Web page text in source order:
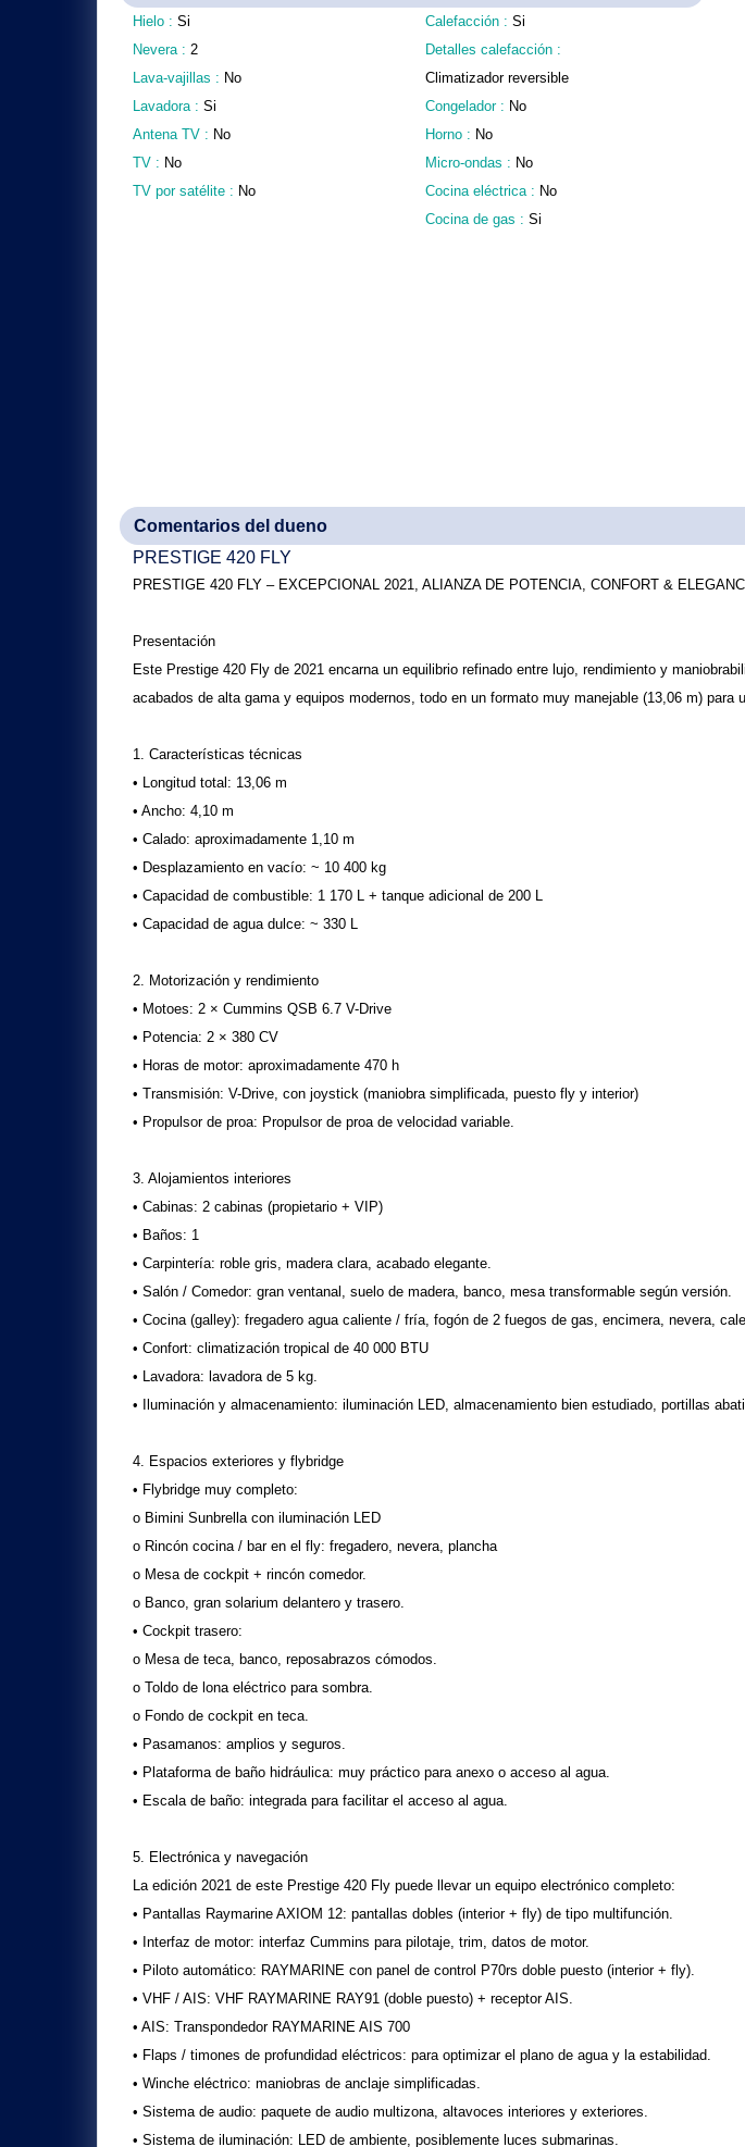
Hielo : Si
Nevera : 2
Lava-vajillas : No
Lavadora : Si
Antena TV : No
TV : No
TV por satélite : No
Calefacción : Si
Detalles calefacción :
Climatizador reversible
Congelador : No
Horno : No
Micro-ondas : No
Cocina eléctrica : No
Cocina de gas : Si
Comentarios del dueno
PRESTIGE 420 FLY
PRESTIGE 420 FLY – EXCEPCIONAL 2021, ALIANZA DE POTENCIA, CONFORT &
Presentación
Este Prestige 420 Fly de 2021 encarna un equilibrio refinado entre lujo, rendimiento y
acabados de alta gama y equipos modernos, todo en un formato muy manejable (13,06 m) para
1. Características técnicas
• Longitud total: 13,06 m
• Ancho: 4,10 m
• Calado: aproximadamente 1,10 m
• Desplazamiento en vacío: ~ 10 400 kg
• Capacidad de combustible: 1 170 L + tanque adicional de 200 L
• Capacidad de agua dulce: ~ 330 L
2. Motorización y rendimiento
• Motoes: 2 × Cummins QSB 6.7 V-Drive
• Potencia: 2 × 380 CV
• Horas de motor: aproximadamente 470 h
• Transmisión: V-Drive, con joystick (maniobra simplificada, puesto fly y interior)
• Propulsor de proa: Propulsor de proa de velocidad variable.
3. Alojamientos interiores
• Cabinas: 2 cabinas (propietario + VIP)
• Baños: 1
• Carpintería: roble gris, madera clara, acabado elegante.
• Salón / Comedor: gran ventanal, suelo de madera, banco, mesa transformable según versión.
• Cocina (galley): fregadero agua caliente / fría, fogón de 2 fuegos de gas, encimera, nevera,
• Confort: climatización tropical de 40 000 BTU
• Lavadora: lavadora de 5 kg.
• Iluminación y almacenamiento: iluminación LED, almacenamiento bien estudiado, portillas
4. Espacios exteriores y flybridge
• Flybridge muy completo:
o Bimini Sunbrella con iluminación LED
o Rincón cocina / bar en el fly: fregadero, nevera, plancha
o Mesa de cockpit + rincón comedor.
o Banco, gran solarium delantero y trasero.
• Cockpit trasero:
o Mesa de teca, banco, reposabrazos cómodos.
o Toldo de lona eléctrico para sombra.
o Fondo de cockpit en teca.
• Pasamanos: amplios y seguros.
• Plataforma de baño hidráulica: muy práctico para anexo o acceso al agua.
• Escala de baño: integrada para facilitar el acceso al agua.
5. Electrónica y navegación
La edición 2021 de este Prestige 420 Fly puede llevar un equipo electrónico completo:
• Pantallas Raymarine AXIOM 12: pantallas dobles (interior + fly) de tipo multifunción.
• Interfaz de motor: interfaz Cummins para pilotaje, trim, datos de motor.
• Piloto automático: RAYMARINE con panel de control P70rs doble puesto (interior + fly).
• VHF / AIS: VHF RAYMARINE RAY91 (doble puesto) + receptor AIS.
• AIS: Transpondedor RAYMARINE AIS 700
• Flaps / timones de profundidad eléctricos: para optimizar el plano de agua y la estabilidad.
• Winche eléctrico: maniobras de anclaje simplificadas.
• Sistema de audio: paquete de audio multizona, altavoces interiores y exteriores.
• Sistema de iluminación: LED de ambiente, posiblemente luces submarinas.